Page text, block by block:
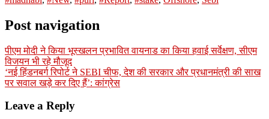
Post navigation
पीएम मोदी ने किया भूस्खलन प्रभावित वायनाड का किया हवाई सर्वेक्षण, सीएम
विजयन भी रहे मौजूद
‘नई हिंडनबर्ग रिपोर्ट ने SEBI चीफ, देश की सरकार और प्रधानमंत्री की साख
पर सवाल खड़े कर दिए हैं’: कांग्रेस
Leave a Reply